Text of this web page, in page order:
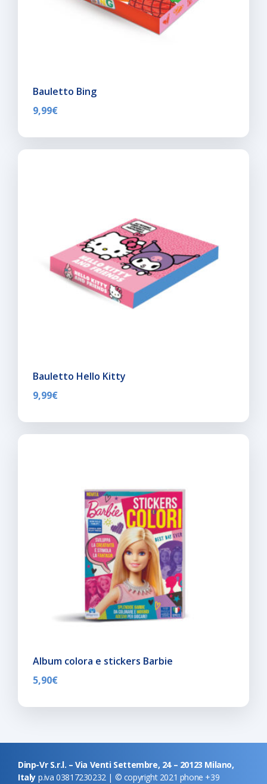
Bauletto Bing
9,99€
Bauletto Hello Kitty
9,99€
Album colora e stickers Barbie
5,90€
Dinp-Vr S.r.l. – Via Venti Settembre, 24 – 20123 Milano,
Italy p.iva 03817230232 | © copyright 2021 phone +39